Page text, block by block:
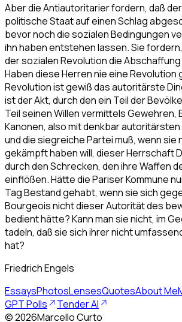
Aber die Antiautoritarier fordern, daß
politische Staat auf einen Schlag
bevor noch die sozialen Bedingungen
ihn haben entstehen lassen. Sie
der sozialen Revolution die
Haben diese Herren nie eine Revolution
Revolution ist gewiß das autoritärste
ist der Akt, durch den ein Teil der
Teil seinen Willen vermittels Gewehren,
Kanonen, also mit denkbar
und die siegreiche Partei muß, wenn sie
gekämpft haben will, dieser Herrschaft
durch den Schrecken, den ihre Waffen
einflößen. Hätte die Pariser Kommune
Tag Bestand gehabt, wenn sie sich
Bourgeois nicht dieser Autorität des
bedient hätte? Kann man sie nicht, im
tadeln, daß sie sich ihrer nicht
hat?
Friedrich Engels
EssaysPhotosLensesQuotesAbout Me
GPT Polls
Tender AI
©2026Marcello Curto